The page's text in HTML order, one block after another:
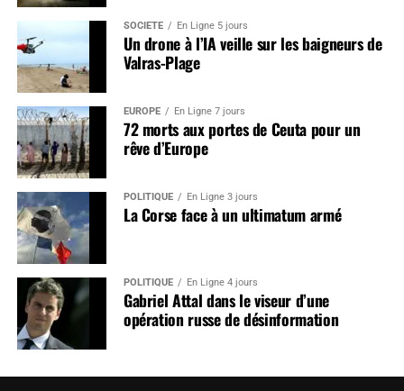
SOCIÉTÉ En Ligne 5 jours
Un drone à l’IA veille sur les baigneurs de
Valras-Plage
EUROPE En Ligne 7 jours
72 morts aux portes de Ceuta pour un
rêve d’Europe
POLITIQUE En Ligne 3 jours
La Corse face à un ultimatum armé
POLITIQUE En Ligne 4 jours
Gabriel Attal dans le viseur d’une
opération russe de désinformation